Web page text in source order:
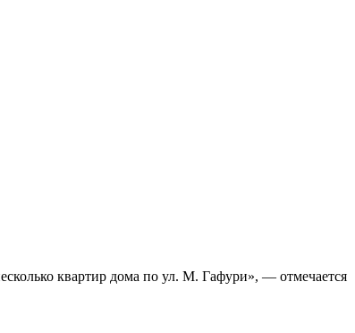
квартир дома по ул. М. Гафури», — отмечается